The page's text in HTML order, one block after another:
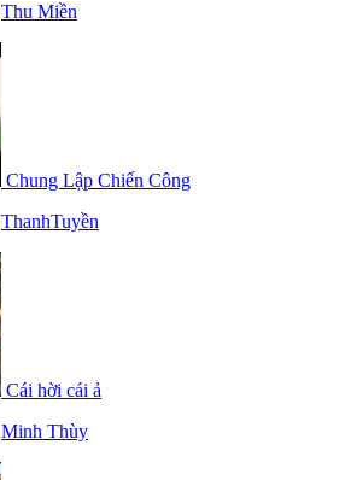
Thu Miền
Chung Lập Chiến Công
ThanhTuyền
Cái hời cái ả
Minh Thùy